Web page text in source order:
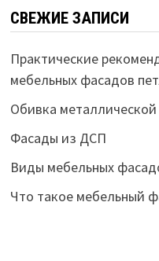
СВЕЖИЕ ЗАПИСИ
Практические
мебельных фасадов
Обивка
Фасады из ДСП
Виды мебельных
Что такое мебельный